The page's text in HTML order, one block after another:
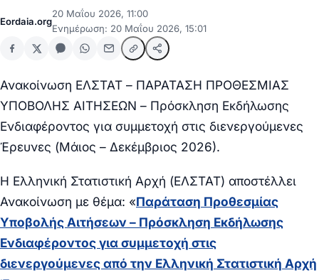
Eordaia.org
20 Μαΐου 2026, 11:00
Ενημέρωση: 20 Μαΐου 2026, 15:01
Ανακοίνωση ΕΛΣΤΑΤ – ΠΑΡΑΤΑΣΗ ΠΡΟΘΕΣΜΙΑΣ
ΥΠΟΒΟΛΗΣ ΑΙΤΗΣΕΩΝ – Πρόσκληση Εκδήλωσης
Ενδιαφέροντος για συμμετοχή στις διενεργούμενες
Έρευνες (Μάιος – Δεκέμβριος 2026).
Η Ελληνική Στατιστική Αρχή (ΕΛΣΤΑΤ) αποστέλλει
Ανακοίνωση με θέμα: «Παράταση Προθεσμίας
Υποβολής Αιτήσεων – Πρόσκληση Εκδήλωσης
Ενδιαφέροντος για συμμετοχή στις
διενεργούμενες από την Ελληνική Στατιστική Αρχή